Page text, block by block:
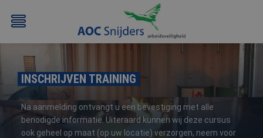
INSCHRIJVEN TRAINING
Na aanmelding ontvangt u een bevestiging met alle
benodigde informatie. Uiteraard kunnen wij deze cursus
ook geheel op maat (op uw locatie) verzorgen, neem voor